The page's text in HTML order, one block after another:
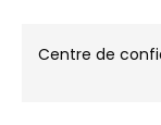
Centre de